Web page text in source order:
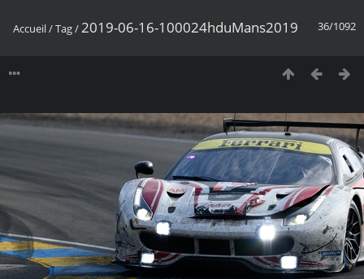
36/1092
Accueil/Tag/2019-06-16-100024hduMans2019